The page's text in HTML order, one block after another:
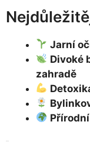
Jarní
Divoké
zahradě